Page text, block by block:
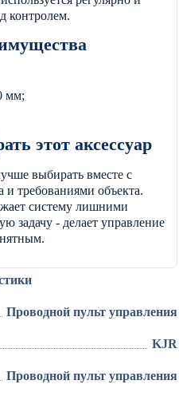
контролем.
мм;
этот аксессуар
выбирать вместе с
и требованиями объекта.
систему лишними
задачу - делает управление
Проводной пульт управления
KJR
Проводной пульт управления